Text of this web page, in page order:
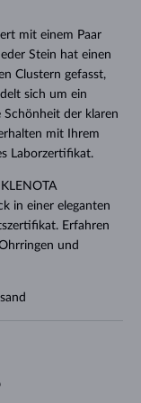
mit einem Paar
Stein hat einen
Clustern gefasst,
sich um ein
Schönheit der klaren
mit Ihrem
Laborzertifikat.
in einer eleganten
Erfahren
und